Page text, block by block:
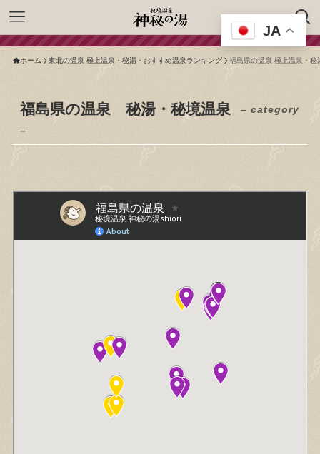
ホーム 東北の温泉 極上温泉・秘湯・おすすめ温泉ランキング 福島県の温泉 極上温泉・
福島県の温泉 秘湯・秘境温泉
– category
–
JA